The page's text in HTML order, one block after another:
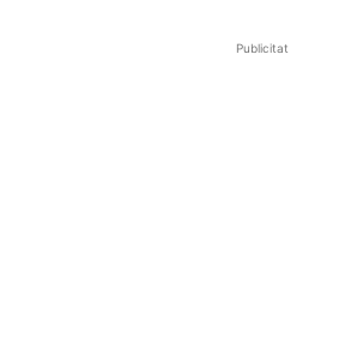
Publicitat